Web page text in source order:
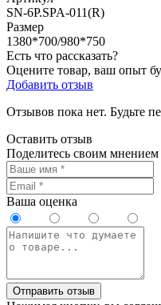
SN-6P.SPA-011(R)
Размер
1380*700/980*750
Есть что рассказать?
Оцените товар, ваш опыт
Добавить отзыв
Отзывов пока нет. Будьте
Оставить отзыв
Поделитесь своим мнением
Ваша оценка
Отправить отзыв